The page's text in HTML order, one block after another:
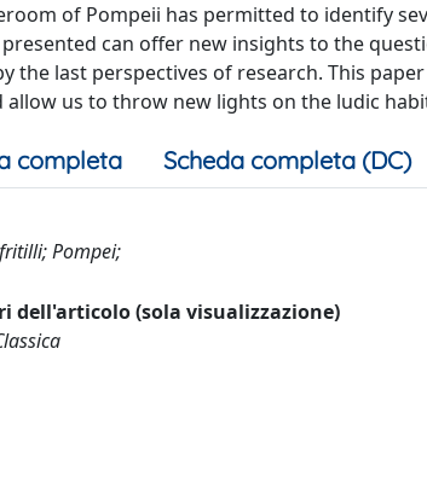
of Pompeii has permitted to identify
can offer new insights to the
the last perspectives of research. This
us to throw new lights on the ludic
completa Scheda completa (DC)
Pompei;
dell'articolo (sola visualizzazione)